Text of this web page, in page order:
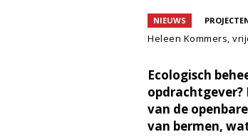
NIEUWS
Heleen Kommers,
Ecologisch
opdrachtgever?
van de
van bermen,